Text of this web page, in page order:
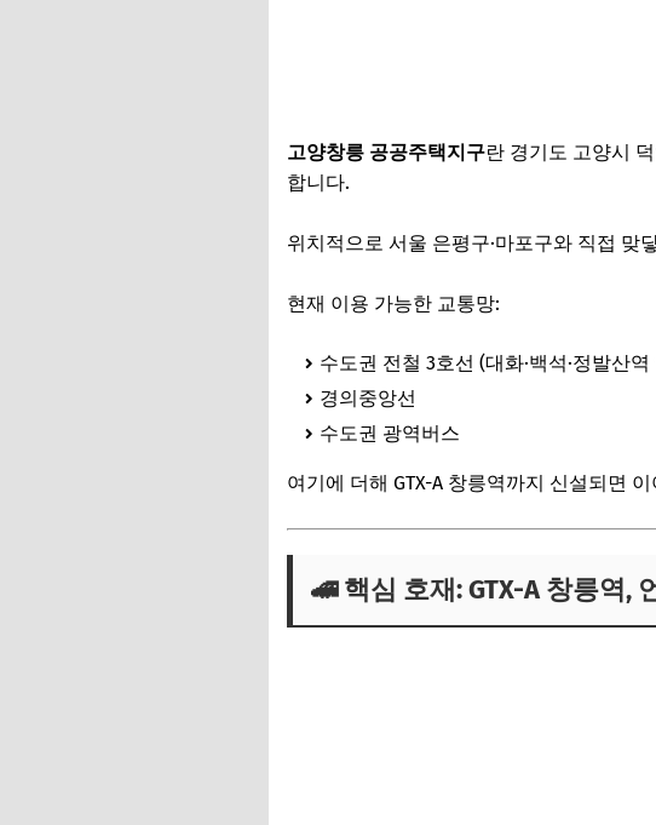
고양창릉 공공주택지구란 경기도 고양시
합니다.
위치적으로 서울 은평구·마포구와 직접 맞
현재 이용 가능한 교통망:
수도권 전철 3호선 (대화·백석·정발산역
경의중앙선
수도권 광역버스
여기에 더해 GTX-A 창릉역까지 신설되면
🚄 핵심 호재: GTX-A 창릉역,